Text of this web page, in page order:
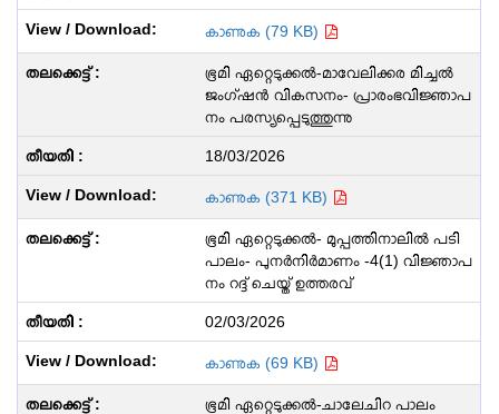
കാണുക (79 KB)
ഭൂമി ഏറ്റെടുക്കൽ-മാവേലിക്കര മിച്ചൽ
ജംഗ്ഷൻ വികസനം- പ്രാരംഭവിജ്ഞാപ
നം പരസ്യപ്പെടുത്തുന്നു
18/03/2026
കാണുക (371 KB)
ഭൂമി ഏറ്റെടുക്കൽ- മുപ്പത്തിനാലിൽ പടി
പാലം- പുനർനിർമാണം -4(1) വിജ്ഞാപ
നം റദ്ദ് ചെയ്ത് ഉത്തരവ്
02/03/2026
കാണുക (69 KB)
ഭൂമി ഏറ്റെടുക്കൽ-ചാലേചിറ പാലം